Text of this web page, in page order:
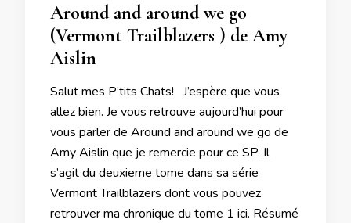
Around and around we go
(Vermont Trailblazers ) de Amy
Aislin
Salut mes P’tits Chats! J’espère que vous
allez bien. Je vous retrouve aujourd’hui pour
vous parler de Around and around we go de
Amy Aislin que je remercie pour ce SP. Il
s’agit du deuxieme tome dans sa série
Vermont Trailblazers dont vous pouvez
retrouver ma chronique du tome 1 ici. Résumé